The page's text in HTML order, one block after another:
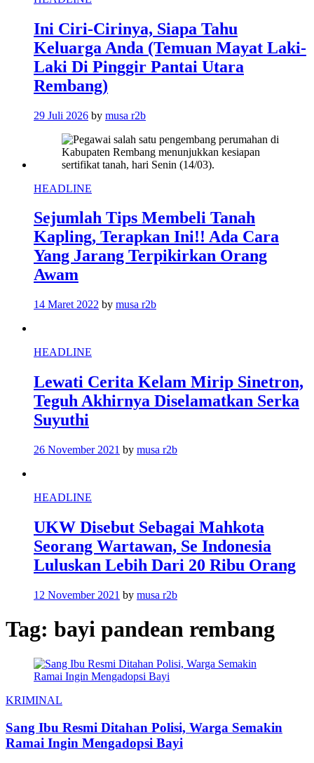
Ini Ciri-Cirinya, Siapa Tahu
Keluarga Anda (Temuan Mayat Laki-
Laki Di Pinggir Pantai Utara
Rembang)
29 Juli 2026 by musa r2b
HEADLINE
Sejumlah Tips Membeli Tanah
Kapling, Terapkan Ini!! Ada Cara
Yang Jarang Terpikirkan Orang
Awam
14 Maret 2022 by musa r2b
HEADLINE
Lewati Cerita Kelam Mirip Sinetron,
Teguh Akhirnya Diselamatkan Serka
Suyuthi
26 November 2021 by musa r2b
HEADLINE
UKW Disebut Sebagai Mahkota
Seorang Wartawan, Se Indonesia
Luluskan Lebih Dari 20 Ribu Orang
12 November 2021 by musa r2b
Tag: bayi pandean rembang
KRIMINAL
Sang Ibu Resmi Ditahan Polisi, Warga Semakin
Ramai Ingin Mengadopsi Bayi